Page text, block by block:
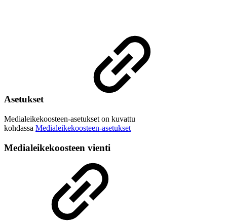
Asetukset
Medialeikekoosteen-asetukset on kuvattu
kohdassa Medialeikekoosteen-asetukset
Medialeikekoosteen vienti